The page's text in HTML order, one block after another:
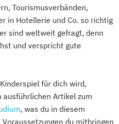
Tourismusverbänden,
in Hotellerie und Co. so richtig
sind weltweit gefragt, denn
und verspricht gute
für dich wird,
Artikel zum
, was du in diesem
du mitbringen